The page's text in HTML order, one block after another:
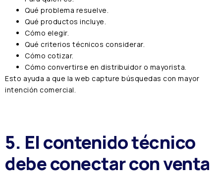
Qué problema resuelve.
Qué productos incluye.
Cómo elegir.
Qué criterios técnicos considerar.
Cómo cotizar.
Cómo convertirse en distribuidor o mayorista.
Esto ayuda a que la web capture búsquedas con mayor
intención comercial.
5. El contenido técnico
debe conectar con venta